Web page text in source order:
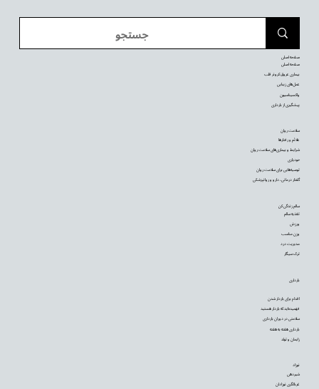
نوزاد
شیردهی
غربالگری نوزادان
بارداری
اقدام برای باردار شدن
فهمیده‌اید که باردار هستید
سلامتی در دوران بارداری
بارداری هفته به هفته
زایمان و تولد
سالم زندگی کن
تغذیه سالم
ورزش
وزن مناسب
مدیریت درد
ترک سیگار
سلامت روان
علائم و رفتارها
شرایط و بیماری‌های سلامت روان
خودیاری
توصیه‌‌هایی برای سلامت روان
گفتار درمانی، دارو و روانپزشکی
صفحه اصلی
صفحه اصلی
بیماری عروق کرونر قلب
عمل‌های زیبایی
واکسیناسیون
پیشگیری از بارداری